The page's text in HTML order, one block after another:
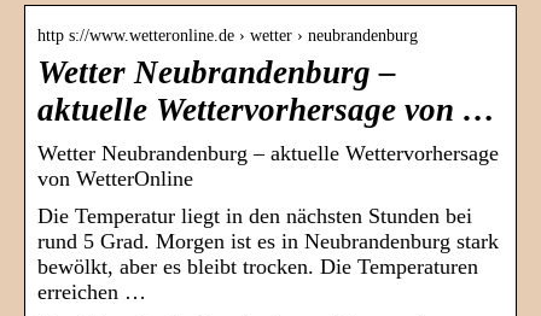
http s://www.wetteronline.de › wetter › neubrandenburg
Wetter Neubrandenburg –
aktuelle Wettervorhersage von …
Wetter Neubrandenburg – aktuelle Wettervorhersage
von WetterOnline
Die Temperatur liegt in den nächsten Stunden bei
rund 5 Grad. Morgen ist es in Neubrandenburg stark
bewölkt, aber es bleibt trocken. Die Temperaturen
erreichen …